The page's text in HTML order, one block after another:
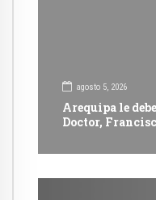
agosto 5, 2026
Arequipa le
Doctor,